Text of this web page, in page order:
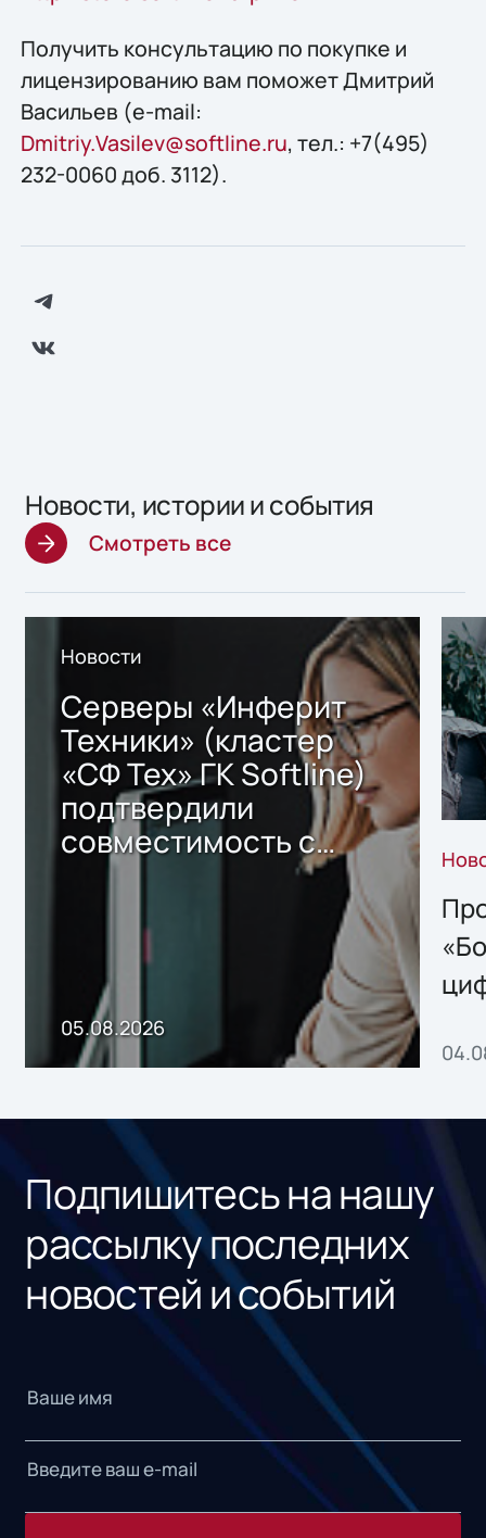
Получить консультацию по покупке и
лицензированию вам поможет Дмитрий
Васильев (e-mail:
Dmitriy.Vasilev@softline.ru, тел.: +7(495)
232-0060 доб. 3112).
Новости, истории и события
Смотреть все
Новости
Серверы «Инферит
Техники» (кластер
«СФ Тех» ГК Softline)
подтвердили
совместимость с
решением Sharx
хранения данных
05.08.2026
Подпишитесь на нашу
рассылку последних
новостей и событий